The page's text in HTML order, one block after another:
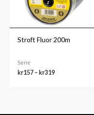
Stroft Fluor 200m
Sene
kr157 – kr319